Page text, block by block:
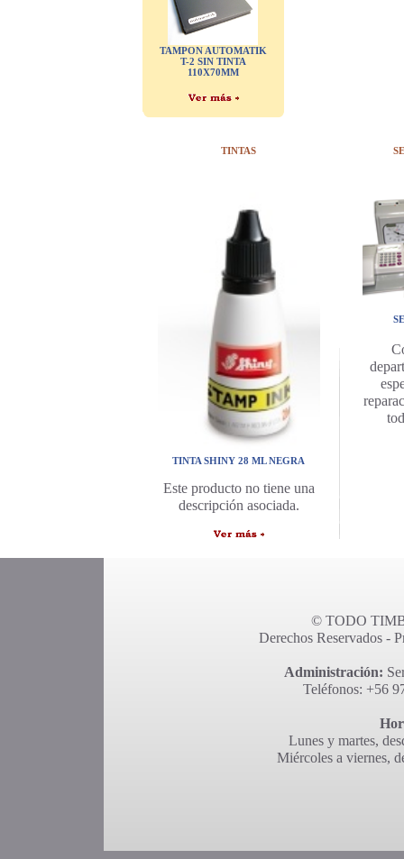
TAMPON AUTOMATIK
T-2 SIN TINTA
110X70MM
TINTAS
TINTA SHINY 28 ML NEGRA
Este producto no tiene una
descripción asociada.
© TODO
Derechos Reservados -
Administración:
Teléfonos: +56
Lunes y martes,
Miércoles a viernes,